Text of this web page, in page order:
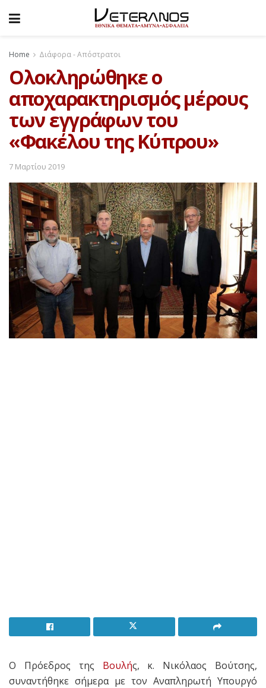
Home Διάφορα - Απόστρατοι
Ολοκληρώθηκε ο
αποχαρακτηρισμός μέρους
των εγγράφων του
«Φακέλου της Κύπρου»
7 Μαρτίου 2019
Ο Πρόεδρος της Βουλής, κ. Νικόλαος Βούτσης,
συναντήθηκε σήμερα με τον Αναπληρωτή Υπουργό